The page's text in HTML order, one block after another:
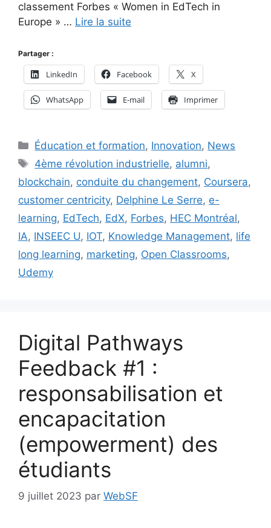
classement Forbes « Women in EdTech in
Europe » … Lire la suite
Partager :
LinkedIn Facebook X
WhatsApp E-mail Imprimer
Catégories
Éducation et formation, Innovation, News
Étiquettes
4ème révolution industrielle, alumni,
blockchain, conduite du changement, Coursera,
customer centricity, Delphine Le Serre, e-
learning, EdTech, EdX, Forbes, HEC Montréal,
IA, INSEEC U, IOT, Knowledge Management, life
long learning, marketing, Open Classrooms,
Udemy
Digital Pathways
Feedback #1 :
responsabilisation et
encapacitation
(empowerment) des
étudiants
9 juillet 2023 par WebSF